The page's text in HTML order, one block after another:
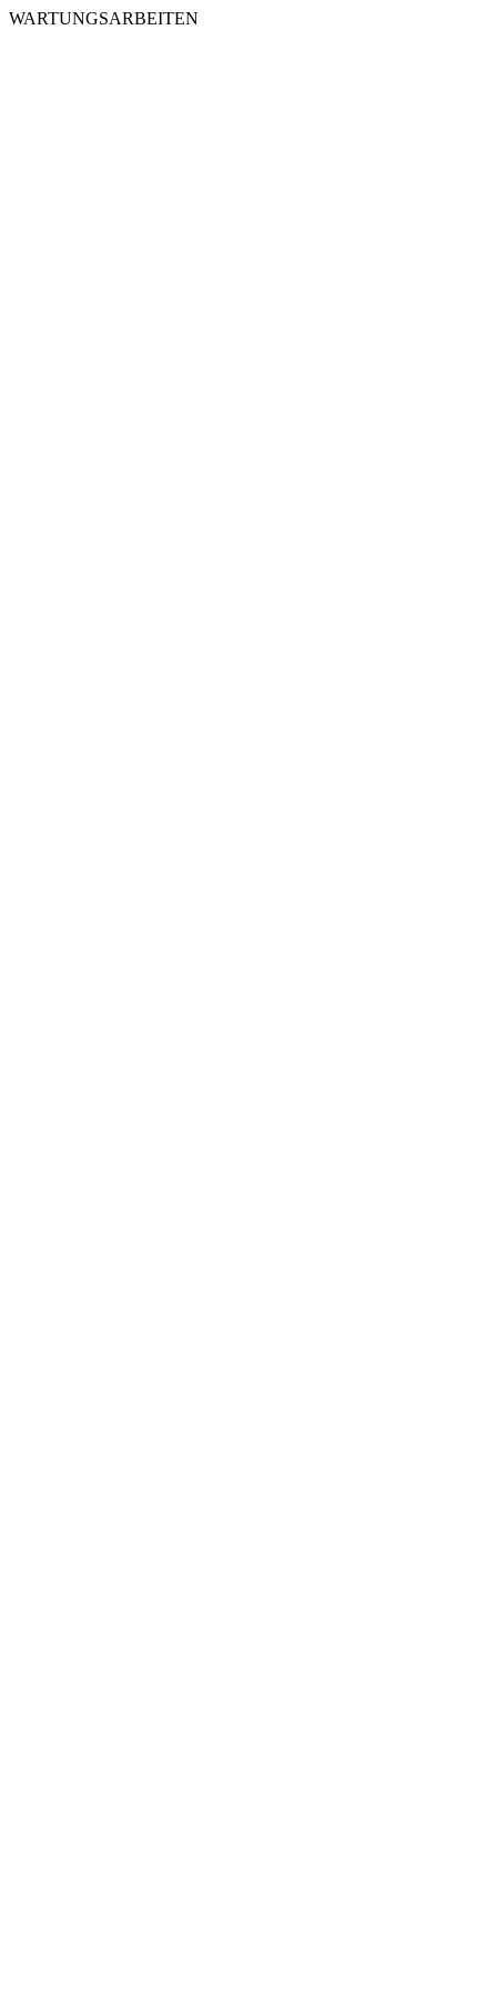
WARTUNGSARBEITEN